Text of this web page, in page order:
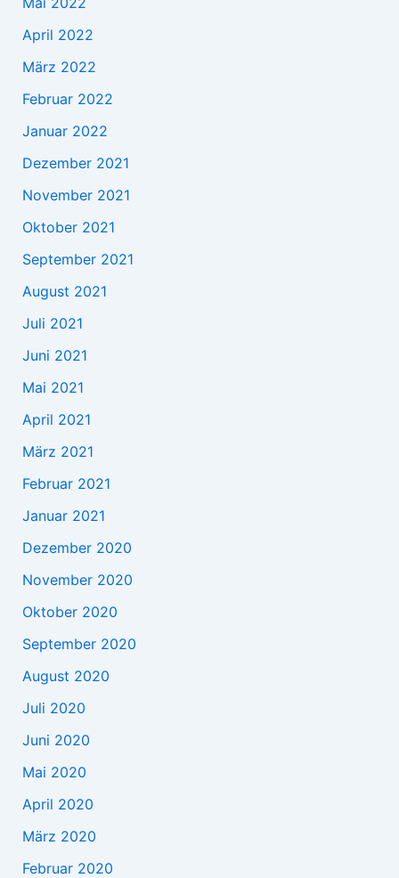
April 2022
März 2022
Februar 2022
Januar 2022
Dezember 2021
November 2021
Oktober 2021
September 2021
August 2021
Juli 2021
Juni 2021
Mai 2021
April 2021
März 2021
Februar 2021
Januar 2021
Dezember 2020
November 2020
Oktober 2020
September 2020
August 2020
Juli 2020
Juni 2020
Mai 2020
April 2020
März 2020
Februar 2020